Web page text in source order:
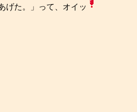
げた。」って、オイッ